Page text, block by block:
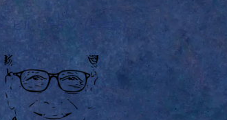
ビル・ゲイツ（実業家）